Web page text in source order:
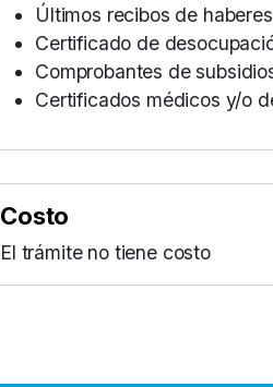
Últimos recibos de
Certificado de
Comprobantes de
Certificados médicos y/o
Costo
El trámite no tiene costo